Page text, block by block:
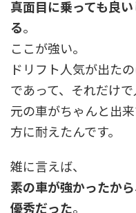
真面目に乗っても良
る。
ここが強い。
ドリフト人気が出た
であって、それだけ
元の車がちゃんと出
方に耐えたんです。
雑に言えば、
素の車が強かったか
優秀だった。